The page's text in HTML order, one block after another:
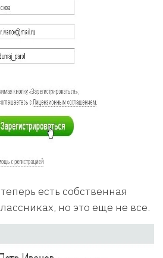
есть собственная
но это еще не все.